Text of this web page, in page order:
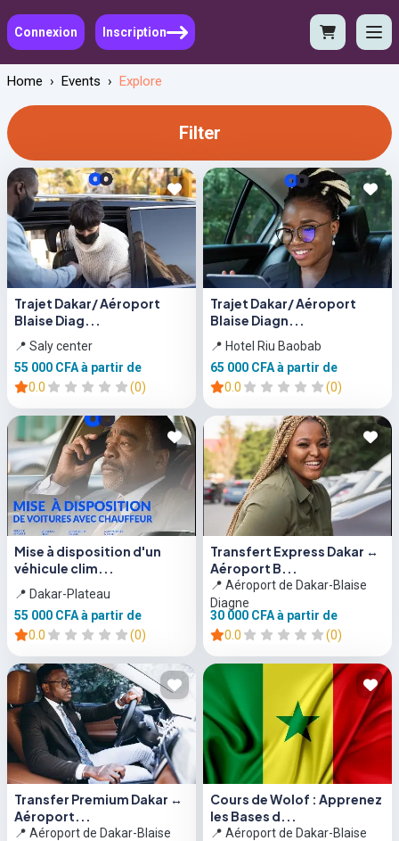
Connexion Inscription
Home › Events › Explore
Filter
Trajet Dakar/ Aéroport
Blaise Diag...
📍 Saly center
55 000 CFAà partir de
0.0
(0)
Trajet Dakar/ Aéroport
Blaise Diagn...
📍 Hotel Riu Baobab
65 000 CFAà partir de
0.0
(0)
Mise à disposition d'un
véhicule clim...
📍 Dakar-Plateau
55 000 CFAà partir de
0.0
(0)
Transfert Express Dakar ↔
Aéroport B...
📍 Aéroport de Dakar-Blaise
Diagne
30 000 CFAà partir de
0.0
(0)
Transfer Premium Dakar ↔
Aéroport...
📍 Aéroport de Dakar-Blaise
Cours de Wolof : Apprenez
les Bases d...
📍 Aéroport de Dakar-Blaise